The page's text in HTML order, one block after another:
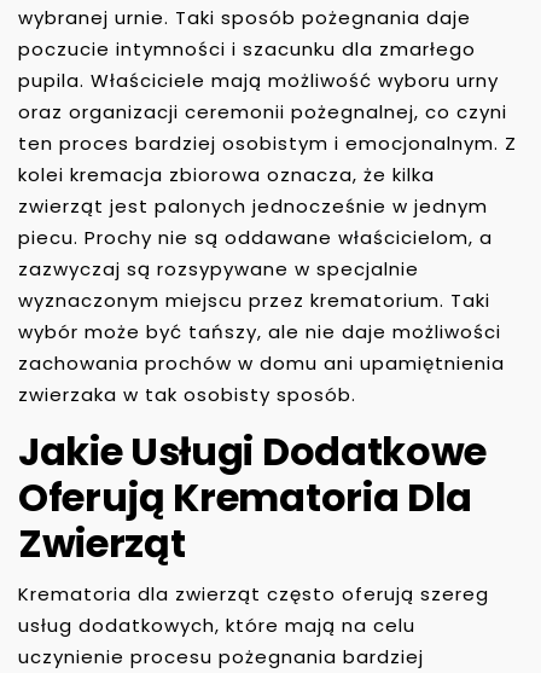
wybranej urnie. Taki sposób pożegnania daje
poczucie intymności i szacunku dla zmarłego
pupila. Właściciele mają możliwość wyboru urny
oraz organizacji ceremonii pożegnalnej, co czyni
ten proces bardziej osobistym i emocjonalnym. Z
kolei kremacja zbiorowa oznacza, że kilka
zwierząt jest palonych jednocześnie w jednym
piecu. Prochy nie są oddawane właścicielom, a
zazwyczaj są rozsypywane w specjalnie
wyznaczonym miejscu przez krematorium. Taki
wybór może być tańszy, ale nie daje możliwości
zachowania prochów w domu ani upamiętnienia
zwierzaka w tak osobisty sposób.
Jakie Usługi Dodatkowe
Oferują Krematoria Dla
Zwierząt
Krematoria dla zwierząt często oferują szereg
usług dodatkowych, które mają na celu
uczynienie procesu pożegnania bardziej